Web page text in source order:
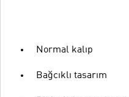
Normal kalıp
Bağcıklı tasarım